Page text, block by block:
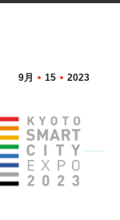
9月 15 2023